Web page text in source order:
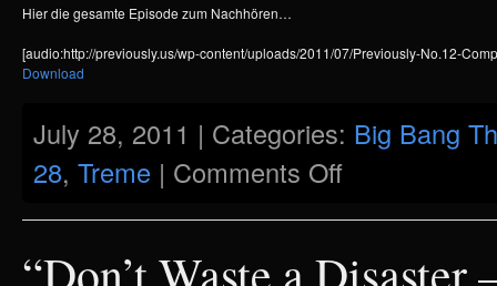
Hier die gesamte Episode zum Nachhören…
[audio:http://previously.us/wp-content/uploads/2011/07/Previously-No.12-
Download
July 28, 2011 | Categories: Big Bang
28, Treme | Comments Off